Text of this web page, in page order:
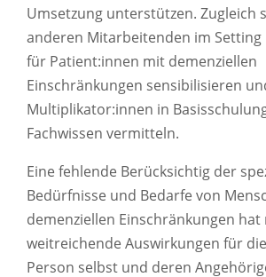
Umsetzung unterstützen. Zugleich
anderen Mitarbeitenden im Setting
für Patient:innen mit demenziellen
Einschränkungen sensibilisieren
Multiplikator:innen in
Fachwissen vermitteln.
Eine fehlende Berücksichtig der
Bedürfnisse und Bedarfe von
demenziellen Einschränkungen
weitreichende Auswirkungen für
Person selbst und deren